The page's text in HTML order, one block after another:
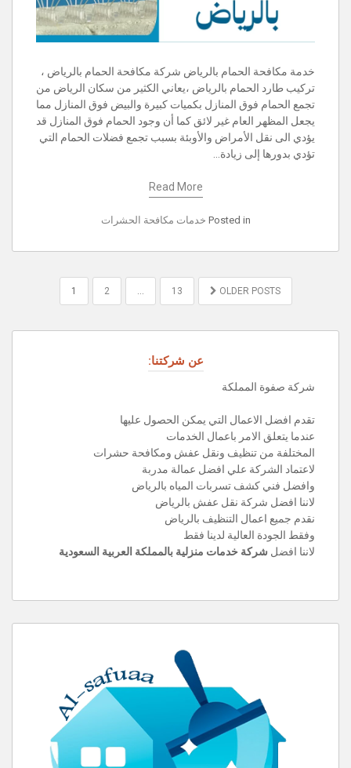
خدمة مكافحة الحمام بالرياض شركة مكافحة الحمام بالرياض ،
تركيب طارد الحمام بالرياض ،يعاني الكثير من سكان الرياض من
تجمع الحمام فوق المنازل بكميات كبيرة والبيض فوق المنازل مما
يجعل المظهر العام غير لائق كما أن وجود الحمام فوق المنازل قد
يؤدي الى نقل الأمراض والأوبئة بسبب تجمع فضلات الحمام التي
تؤدي بدورها إلى زيادة…
Read More
Posted in خدمات مكافحة الحشرات
POSTS
PAGINATION
1 2 … 13 OLDER POSTS
عن شركتنا:
شركة صفوة المملكة
تقدم افضل الاعمال التي يمكن الحصول عليها
عندما يتعلق الامر باعمال الخدمات
المختلفة من تنظيف ونقل عفش ومكافحة حشرات
لاعتماد الشركة علي افضل عمالة مدربة
وافضل فني كشف تسربات المياه بالرياض
لاننا افضل شركة نقل عفش بالرياض
نقدم جميع اعمال التنظيف بالرياض
وفقط الجودة العالية لدينا فقط
لاننا افضل شركة خدمات منزلية بالمملكة العربية السعودية